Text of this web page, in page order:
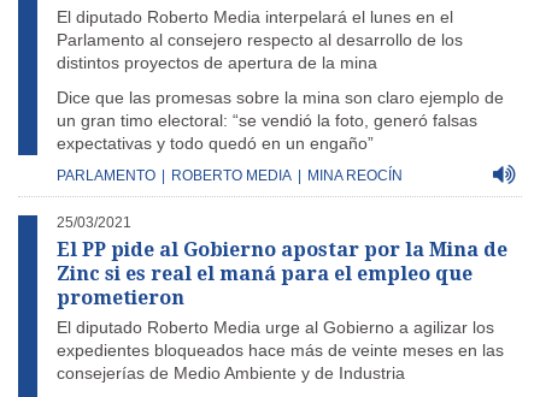
El diputado Roberto Media interpelará el lunes en el
Parlamento al consejero respecto al desarrollo de los
distintos proyectos de apertura de la mina
Dice que las promesas sobre la mina son claro ejemplo de
un gran timo electoral: “se vendió la foto, generó falsas
expectativas y todo quedó en un engaño”
PARLAMENTO ROBERTO MEDIA MINA REOCÍN
25/03/2021
El PP pide al Gobierno apostar por la Mina de
Zinc si es real el maná para el empleo que
prometieron
El diputado Roberto Media urge al Gobierno a agilizar los
expedientes bloqueados hace más de veinte meses en las
consejerías de Medio Ambiente y de Industria